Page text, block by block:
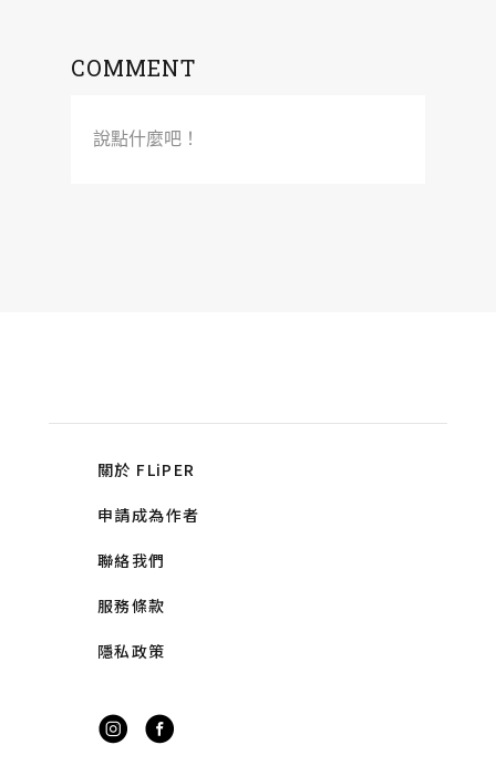
COMMENT
說點什麼吧！
關於 FLiPER
申請成為作者
聯絡我們
服務條款
隱私政策